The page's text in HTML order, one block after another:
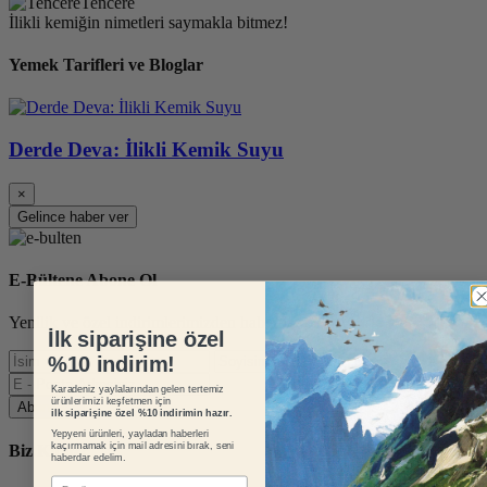
İlikli kemiğin nimetleri saymakla bitmez!
Yemek Tarifleri ve Bloglar
Derde Deva: İlikli Kemik Suyu
×
Gelince haber ver
E-Bültene Abone Ol
Yenilik ve özel indirimlerimizden haberdar olun.
Abone Ol
Biz Kimiz?
İlk siparişine özel
%10 indirim!
Karadeniz yaylalarından gelen tertemiz
ürünlerimizi keşfetmen için
ilk siparişine özel %10 indirimin hazır.
Yepyeni ürünleri, yayladan haberleri
kaçırmamak için mail adresini bırak, seni
haberdar edelim.
E-mail